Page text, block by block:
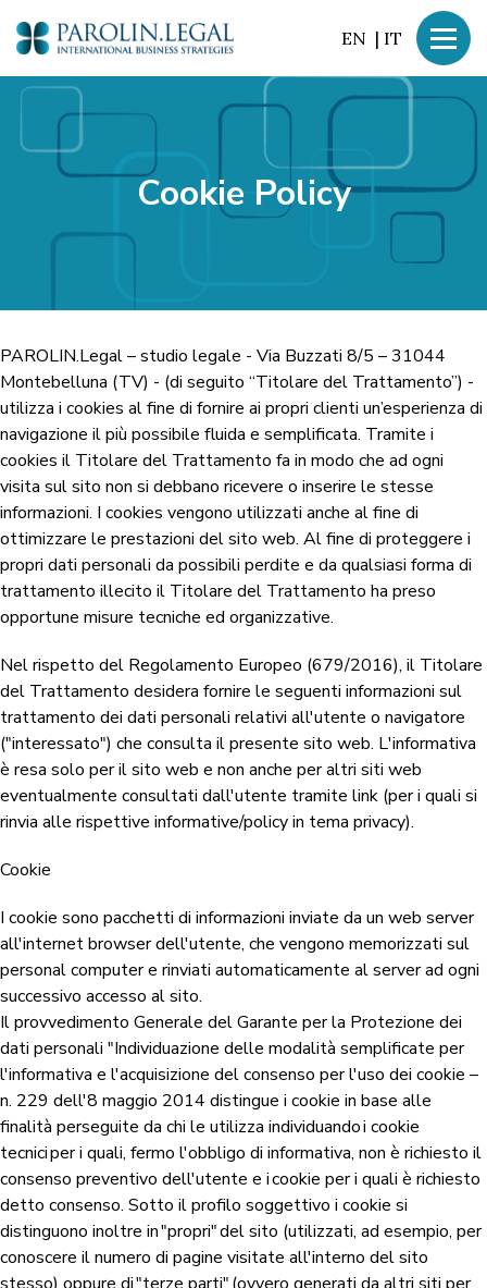
EN | IT
Cookie Policy
PAROLIN.Legal – studio legale - Via Buzzati 8/5 – 31044
Montebelluna (TV) - (di seguito “Titolare del Trattamento”) -
utilizza i cookies al fine di fornire ai propri clienti un’esperienza di
navigazione il più possibile fluida e semplificata. Tramite i
cookies il Titolare del Trattamento fa in modo che ad ogni
visita sul sito non si debbano ricevere o inserire le stesse
informazioni. I cookies vengono utilizzati anche al fine di
ottimizzare le prestazioni del sito web. Al fine di proteggere i
propri dati personali da possibili perdite e da qualsiasi forma di
trattamento illecito il Titolare del Trattamento ha preso
opportune misure tecniche ed organizzative.
Nel rispetto del Regolamento Europeo (679/2016), il Titolare
del Trattamento desidera fornire le seguenti informazioni sul
trattamento dei dati personali relativi all'utente o navigatore
("interessato") che consulta il presente sito web. L'informativa
è resa solo per il sito web e non anche per altri siti web
eventualmente consultati dall'utente tramite link (per i quali si
rinvia alle rispettive informative/policy in tema privacy).
Cookie
I cookie sono pacchetti di informazioni inviate da un web server
all'internet browser dell'utente, che vengono memorizzati sul
personal computer e rinviati automaticamente al server ad ogni
successivo accesso al sito.
Il provvedimento Generale del Garante per la Protezione dei
dati personali "Individuazione delle modalità semplificate per
l'informativa e l'acquisizione del consenso per l'uso dei cookie –
n. 229 dell'8 maggio 2014 distingue i cookie in base alle
finalità perseguite da chi le utilizza individuando i cookie
tecnici per i quali, fermo l'obbligo di informativa, non è richiesto il
consenso preventivo dell'utente e i cookie per i quali è richiesto
detto consenso. Sotto il profilo soggettivo i cookie si
distinguono inoltre in "propri" del sito (utilizzati, ad esempio, per
conoscere il numero di pagine visitate all'interno del sito